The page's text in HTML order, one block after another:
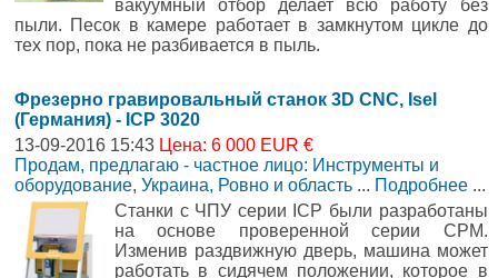
вакуумный отбор делает всю работу без
пыли. Песок в камере работает в замкнутом цикле до
тех пор, пока не разбивается в пыль.
Фрезерно гравировальный станок 3D CNC, Isel
(Германия) - ICP 3020
13-09-2016 15:43 Цена: 6 000 EUR €
Продам, предлагаю - частное лицо: Инструменты и
оборудование, Украина, Ровно и область ... Подробнее ...
Станки с ЧПУ серии ICP были разработаны
на основе проверенной серии CPM.
Изменив раздвижную дверь, машина может
работать в сидячем положении, которое в